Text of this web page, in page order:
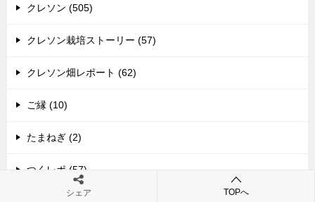
クレソン (505)
クレソン栽培ストーリー (57)
クレソン畑レポート (62)
ご縁 (10)
たまねぎ (2)
つくレポ (57)
シェア TOPへ